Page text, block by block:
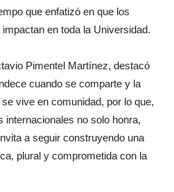
que enfatizó en que los
en toda la Universidad.
Pimentel Martínez, destacó
cuando se comparte y la
vive en comunidad, por lo que,
internacionales no solo honra,
a seguir construyendo una
plural y comprometida con la